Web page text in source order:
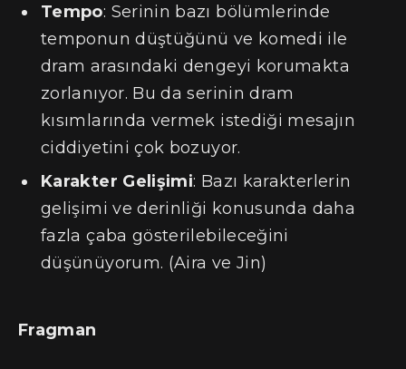
Tempo: Serinin bazı bölümlerinde
temponun düştüğünü ve komedi ile
dram arasındaki dengeyi korumakta
zorlanıyor. Bu da serinin dram
kısımlarında vermek istediği mesajın
ciddiyetini çok bozuyor.
Karakter Gelişimi: Bazı karakterlerin
gelişimi ve derinliği konusunda daha
fazla çaba gösterilebileceğini
düşünüyorum. (Aira ve Jin)
Fragman